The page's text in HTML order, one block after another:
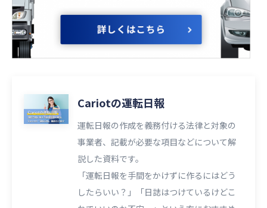
Cariotの運転日報
運転日報の作成を義務付ける法律と対象の
事業者、記載が必要な項目などについて解
説した資料です。
「運転日報を手間をかけずに作るにはどう
したらいい？」「日誌はつけているけどこ